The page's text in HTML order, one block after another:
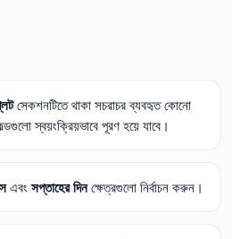
সেকশনটিতে থাকা সচরাচর ব্যবহৃত কোনো
স্বয়ংক্রিয়ভাবে পূরণ হয়ে যাবে।
এবং সপ্তাহের দিনক্ষেত্রগুলো নির্বাচন করুন।